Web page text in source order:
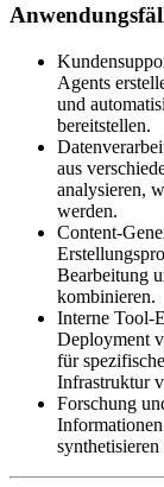
Agents
und
bereitstellen.
aus
analysieren,
werden.
Content-
Bearbeitung
kombinieren.
Interne Tool-
Deployment
für
Infrastruktur
Forschung